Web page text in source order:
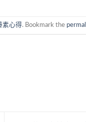
素心得. Bookmark the